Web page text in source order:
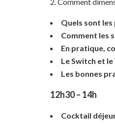
Quels sont
Comment les
En pratique,
Le Switch et le
Les bonnes
12h30 – 14h
Cocktail